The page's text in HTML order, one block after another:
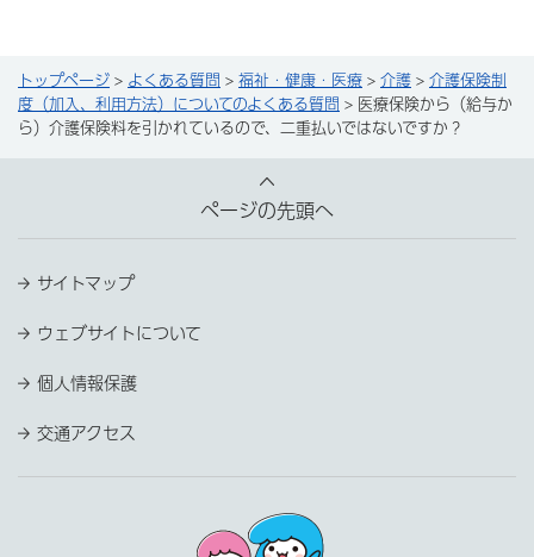
トップページ > よくある質問 > 福祉・健康・医療 > 介護 > 介護保険制
度（加入、利用方法）についてのよくある質問 > 医療保険から（給与か
ら）介護保険料を引かれているので、二重払いではないですか？
ページの先頭へ
サイトマップ
ウェブサイトについて
個人情報保護
交通アクセス